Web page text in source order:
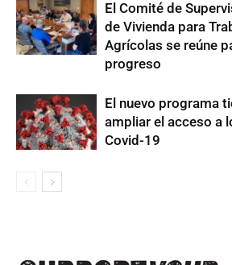
El Comité de
de Vivienda para
Agrícolas se reúne
progreso
El nuevo programa
ampliar el acceso a
Covid-19